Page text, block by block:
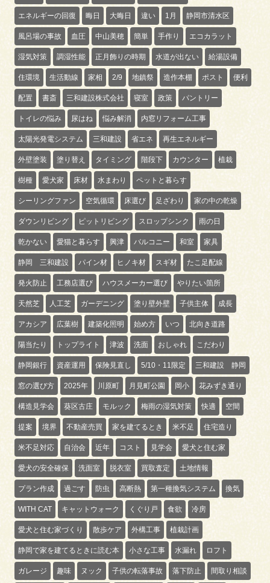
エネルギーの回復 晦日 大晦日 違い 1月 静岡市清水区
風呂場の事故 血圧 中山美穂 簡単 手作り エコカラット
湿気対策 調湿性能 正月飾りの時期 水道が出ない 給湯設備
住環境 生活動線 家相 2/9 地鎮祭 造作本棚 ポスト 便利
配置 書斎 三和建設株式会社 寝室 政策 パントリー
トイレの悩み 尿はね 悩み解消 内窓リフォーム工事
太陽光発電システム 三和建設 省エネ 再生エネルギー
外壁塗装 塗り替え タイミング 階段下 カウンター 植栽
樹種 愛犬家 床材 水まわり ペットと暮らす
シーリングファン 空気循環 床選び 足ざわり 家の中の乾燥
ダウンリビング ピットリビング スロップシンク 雨の日
乾かない 愛猫と暮らす 興津 バルコニー 和室 家具
静岡 三和建設 パイン材 ヒノキ材 スギ材 たこ足配線
発火防止 工務店選び ハウスメーカー選び やりたい箇所
天然芝 人工芝 ガーデニング 塗り壁外壁 子供主体 成長
アカシア 広葉樹 建築化照明 始め方 いつ 北向き道路
陽当たり トップライト 津波 洗面 おしゃれ こだわり
静岡銀行 資産運用 保険見直し 5/10・11限定 三和建設 静岡
窓の選び方 2025年 川原町 月見町公園 岡小 花みずき通り
構造見学会 葵区古庄 モルック 梅雨の湿気対策 快適 空間
提案 境界 不動産売買 家を建てるとき 米不足 住宅造り
米不足対応 自治会 近年 コスト 見学会 愛犬と住む家
愛犬の安全確保 洗面室 脱衣室 買取査定 土地情報
プラン作成 過ごす 防虫 高断熱 第一種換気システム 換気
WITH CAT キャットウォーク くぐり戸 食欲 冷房
愛犬と住む家づくり 散歩ケア 外構工事 植栽計画
静岡で家を建てるときに読む本 小さな工事 水漏れ ロフト
ガレージ 趣味 ヌック 子供の転落事故 落下防止 間取り相談